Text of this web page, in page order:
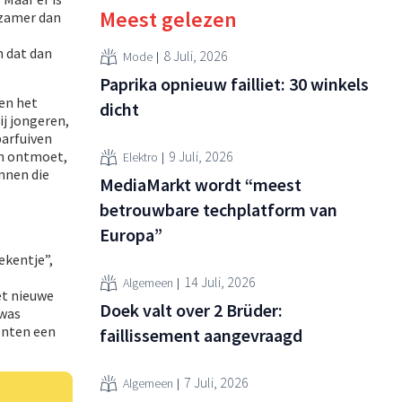
dan
dat dan
het
jongeren,
ontmoet,
die
nieuwe
een
Meest gelezen
Mode 8 Juli, 2026
Paprika opnieuw failliet: 30 winkels
dicht
Elektro 9 Juli, 2026
MediaMarkt wordt “meest
betrouwbare techplatform van
Europa”
Algemeen 14 Juli, 2026
Doek valt over 2 Brüder:
faillissement aangevraagd
Algemeen 7 Juli, 2026